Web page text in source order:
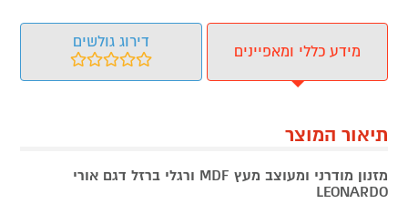
מידע כללי ומאפיינים
דירוג גולשים
תיאור המוצר
מזנון מודרני ומעוצב מעץ MDF ורגלי ברזל דגם אורי
LEONARDO